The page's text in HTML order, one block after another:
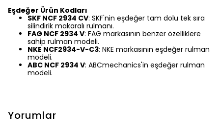
Eşdeğer Ürün Kodları
SKF NCF 2934 CV: SKF'nin eşdeğer tam dolu tek sıra
silindirik makaralı rulmanı.
FAG NCF 2934 V: FAG markasının benzer özelliklere
sahip rulman modeli.
NKE NCF2934-V-C3: NKE markasının eşdeğer rulman
modeli.
ABC NCF 2934 V: ABCmechanics'in eşdeğer rulman
modeli.
Yorumlar